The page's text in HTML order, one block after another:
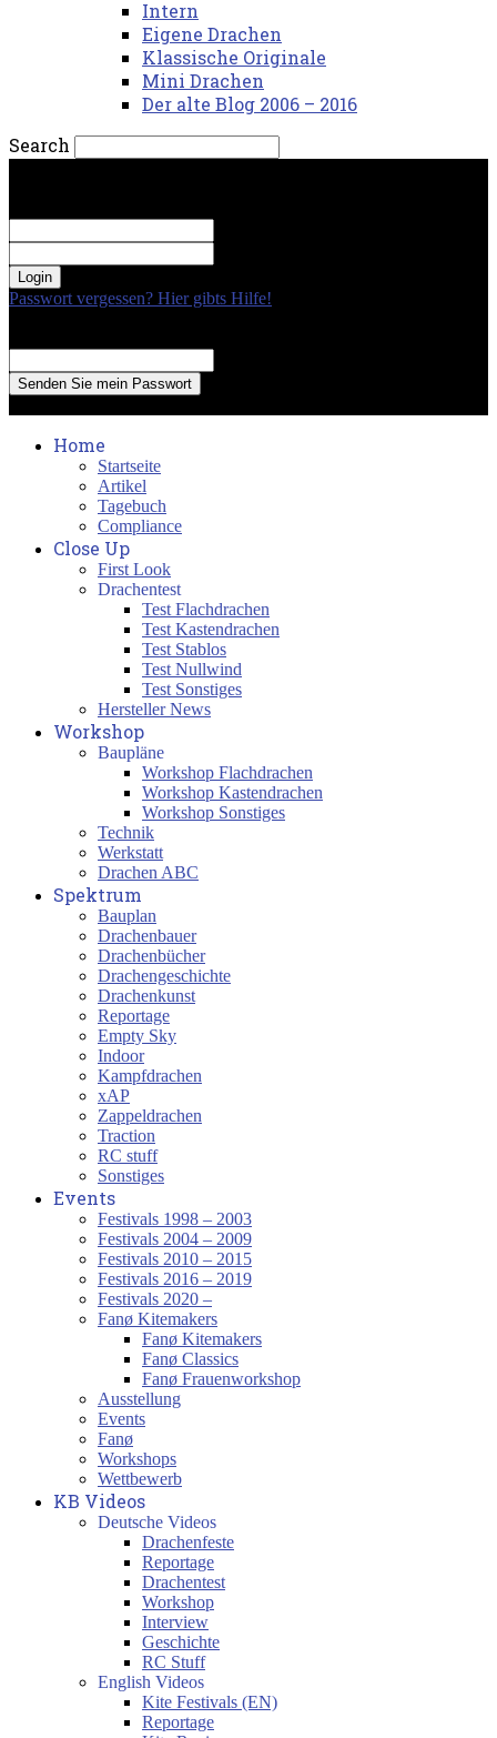
Intern
Eigene Drachen
Klassische Originale
Mini Drachen
Der alte Blog 2006 – 2016
Search
Passwort vergessen? Hier gibts Hilfe!
Home
Startseite
Artikel
Tagebuch
Compliance
Close Up
First Look
Drachentest
Test Flachdrachen
Test Kastendrachen
Test Stablos
Test Nullwind
Test Sonstiges
Hersteller News
Workshop
Baupläne
Workshop Flachdrachen
Workshop Kastendrachen
Workshop Sonstiges
Technik
Werkstatt
Drachen ABC
Spektrum
Bauplan
Drachenbauer
Drachenbücher
Drachengeschichte
Drachenkunst
Reportage
Empty Sky
Indoor
Kampfdrachen
xAP
Zappeldrachen
Traction
RC stuff
Sonstiges
Events
Festivals 1998 – 2003
Festivals 2004 – 2009
Festivals 2010 – 2015
Festivals 2016 – 2019
Festivals 2020 –
Fanø Kitemakers
Fanø Kitemakers
Fanø Classics
Fanø Frauenworkshop
Ausstellung
Events
Fanø
Workshops
Wettbewerb
KB Videos
Deutsche Videos
Drachenfeste
Reportage
Drachentest
Workshop
Interview
Geschichte
RC Stuff
English Videos
Kite Festivals (EN)
Reportage